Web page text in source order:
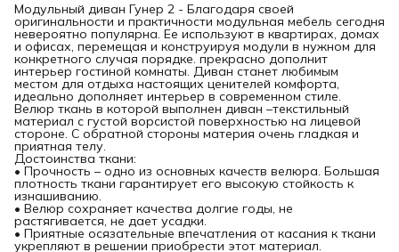
Модульный диван Гунер 2 - Благодаря своей
оригинальности и практичности модульная мебель сегодня
невероятно популярна. Ее используют в квартирах, домах
и офисах, перемещая и конструируя модули в нужном для
конкретного случая порядке. прекрасно дополнит
интерьер гостиной комнаты. Диван станет любимым
местом для отдыха настоящих ценителей комфорта,
идеально дополняет интерьер в современном стиле.
Велюр ткань в которой выполнен диван –текстильный
материал с густой ворсистой поверхностью на лицевой
стороне. С обратной стороны материя очень гладкая и
приятная телу.
Достоинства ткани:
• Прочность – одно из основных качеств велюра. Большая
плотность ткани гарантирует его высокую стойкость к
изнашиванию.
• Велюр сохраняет качества долгие годы, не
растягивается, не дает усадки.
• Приятные осязательные впечатления от касания к ткани
укрепляют в решении приобрести этот материал.